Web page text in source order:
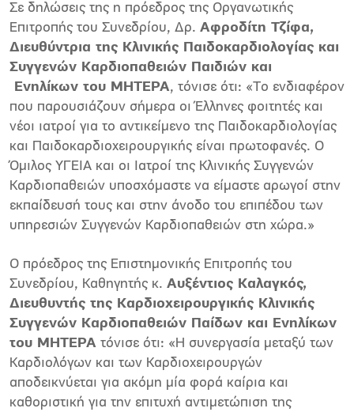
Σε δηλώσεις της η πρόεδρος της Οργανωτικής
Επιτροπής του Συνεδρίου, Δρ. Αφροδίτη Τζίφα,
Διευθύντρια της Κλινικής Παιδοκαρδιολογίας και
Συγγενών Καρδιοπαθειών Παιδιών και
Ενηλίκων του ΜΗΤΕΡΑ, τόνισε ότι: «Το ενδιαφέρον
που παρουσιάζουν σήμερα οι Έλληνες φοιτητές και
νέοι ιατροί για το αντικείμενο της Παιδοκαρδιολογίας
και Παιδοκαρδιοχειρουργικής είναι πρωτοφανές. Ο
Όμιλος ΥΓΕΙΑ και οι Ιατροί της Κλινικής Συγγενών
Καρδιοπαθειών υποσχόμαστε να είμαστε αρωγοί στην
εκπαίδευσή τους και στην άνοδο του επιπέδου των
υπηρεσιών Συγγενών Καρδιοπαθειών στη χώρα.»
Ο πρόεδρος της Επιστημονικής Επιτροπής του
Συνεδρίου, Καθηγητής κ. Αυξέντιος Καλαγκός,
Διευθυντής της Καρδιοχειρουργικής Κλινικής
Συγγενών Καρδιοπαθειών Παίδων και Ενηλίκων
του ΜΗΤΕΡΑ τόνισε ότι: «Η συνεργασία μεταξύ των
Καρδιολόγων και των Καρδιοχειρουργών
αποδεικνύεται για ακόμη μία φορά καίρια και
καθοριστική για την επιτυχή αντιμετώπιση της